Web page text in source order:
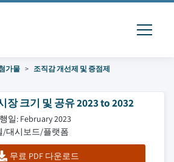
가물
조직감 개선제 및 증점제
장 크기 및 공유 2023 to 2032
일: February 2023
/대시보드/플랫폼
무료 PDF 다운로드